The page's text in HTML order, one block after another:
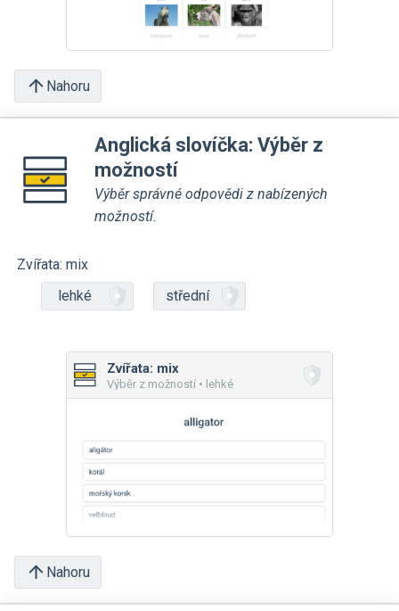
Nahoru
Anglická slovíčka: Výběr z
možností
Výběr správné odpovědi z nabízených
možností.
Zvířata: mix
lehké
střední
Zvířata: mix
Výběr z možností • lehké
Nahoru